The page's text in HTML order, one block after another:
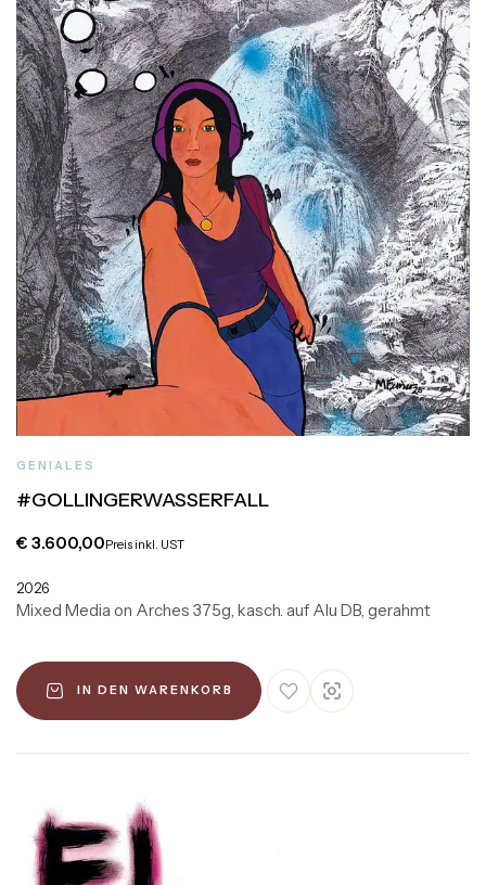
GENIALES
#GOLLINGERWASSERFALL
€ 3.600,00Preis inkl. UST
2026
Mixed Media on Arches 375g, kasch. auf Alu DB, gerahmt
IN DEN WARENKORB